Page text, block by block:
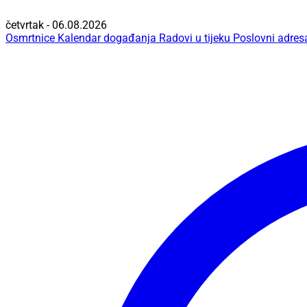
četvrtak - 06.08.2026
Osmrtnice Kalendar događanja Radovi u tijeku Poslovni